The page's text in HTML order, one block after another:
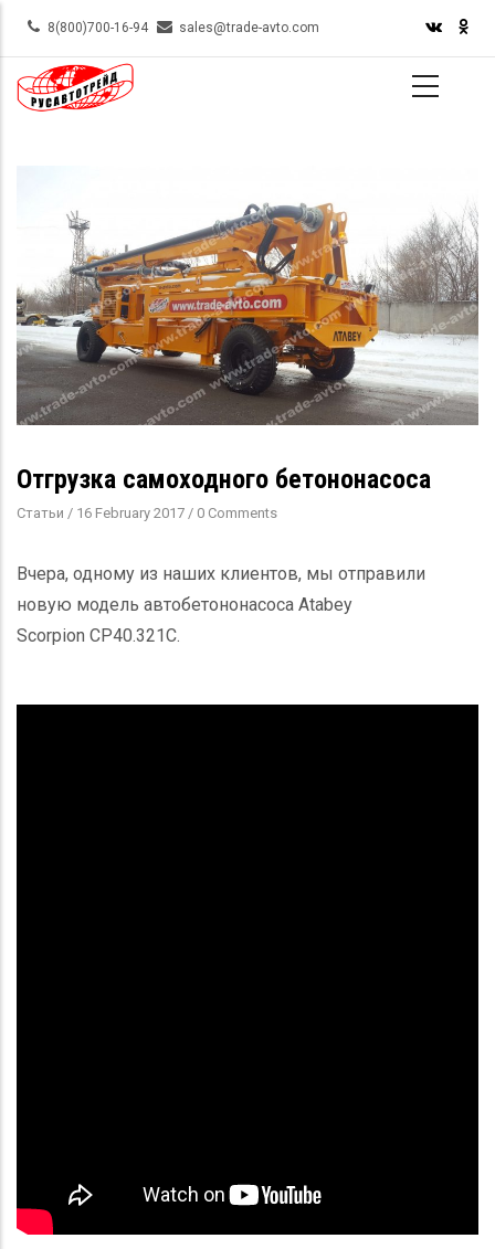
Skip
main
content
8(800)700-16-94 sales@trade-avto.com
Отгрузка самоходного бетононасоса
Статьи / 16 February 2017 / 0 Comments
Вчера, одному из наших клиентов, мы отправили
новую модель автобетононасоса Atabey
Scorpion CP40.321C.